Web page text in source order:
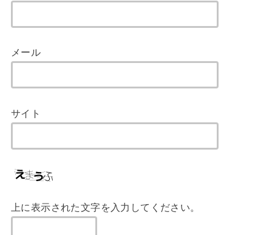
メール
サイト
上に表示された文字を入力してください。